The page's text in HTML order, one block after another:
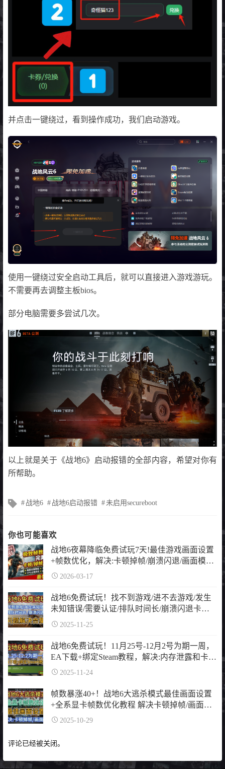
并点击一键绕过，看到操作成功，我们启动游戏。
使用一键绕过安全启动工具后，就可以直接进入游戏游玩。
不需要再去调整主板bios。
部分电脑需要多尝试几次。
以上就是关于《战地6》启动报错的全部内容，希望对你有
所帮助。
文
签
战地6 战地6启动报错 未启用secureboot
你也可能喜欢
战地6夜幕降临免费试玩7天!最佳游戏画面设置
+帧数优化，解决:卡顿掉帧/崩溃闪退/画面模
糊，画面设置+卡顿掉帧修复+cpu占用优化+虚
2026-03-17
战地6免费试玩！找不到游戏/进不去游戏/发生
未知错误/需要认证/排队时间长/崩溃闪退卡顿
掉帧问题解决合集
2025-11-25
战地6免费试玩！11月25号-12月2号为期一周，
EA下载+绑定Steam教程，解决:内存泄露和卡反
作弊问题
2025-11-24
帧数暴涨40+！战地6大逃杀模式最佳画面设置
+全系显卡帧数优化教程 解决卡顿掉帧/画面模
糊丨战地6大逃杀画面设置
2025-10-29
评论已经被关闭。